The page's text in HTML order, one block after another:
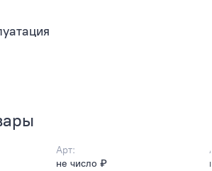
Арт:
не число ₽